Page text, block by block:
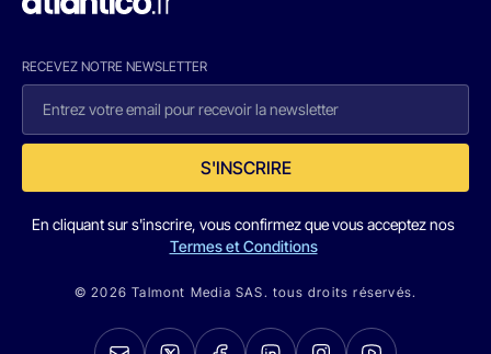
RECEVEZ NOTRE NEWSLETTER
S'INSCRIRE
En cliquant sur s'inscrire, vous confirmez que vous acceptez nos
Termes et Conditions
© 2026 Talmont Media SAS. tous droits réservés.